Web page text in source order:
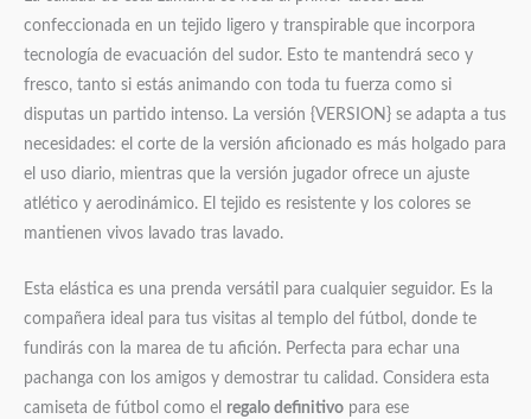
confeccionada en un tejido ligero y transpirable que incorpora
tecnología de evacuación del sudor. Esto te mantendrá seco y
fresco, tanto si estás animando con toda tu fuerza como si
disputas un partido intenso. La versión {VERSION} se adapta a tus
necesidades: el corte de la versión aficionado es más holgado para
el uso diario, mientras que la versión jugador ofrece un ajuste
atlético y aerodinámico. El tejido es resistente y los colores se
mantienen vivos lavado tras lavado.
Esta elástica es una prenda versátil para cualquier seguidor. Es la
compañera ideal para tus visitas al templo del fútbol, donde te
fundirás con la marea de tu afición. Perfecta para echar una
pachanga con los amigos y demostrar tu calidad. Considera esta
camiseta de fútbol como el regalo definitivo para ese